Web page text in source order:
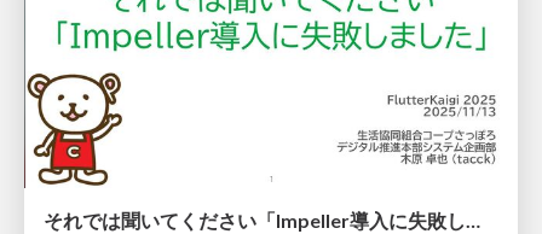
それでは聞いてください「Impeller導入に失敗しました」 #FlutterKaigi #skia